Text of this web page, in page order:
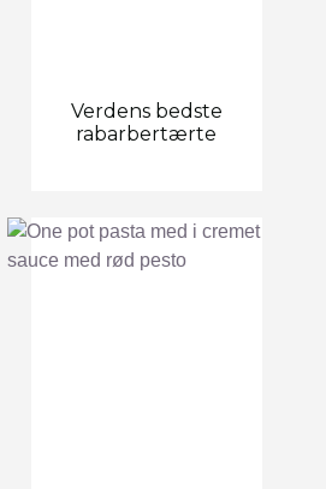
Verdens bedste
rabarbertærte